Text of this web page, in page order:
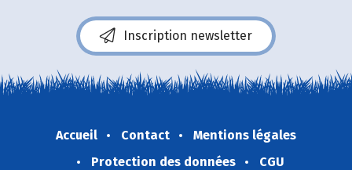
Inscription newsletter
Accueil Contact
Mentions légales
Protection des données
CGU